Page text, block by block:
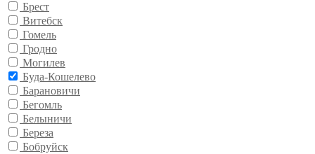
Брест
Витебск
Гомель
Гродно
Могилев
Буда-Кошелево
Барановичи
Бегомль
Белыничи
Береза
Бобруйск